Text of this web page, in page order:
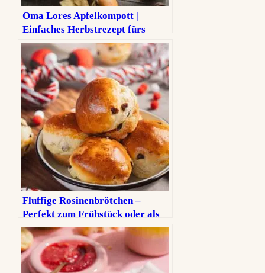
Oma Lores Apfelkompott |
Einfaches Herbstrezept fürs
ganze Jahr
Fluffige Rosinenbrötchen –
Perfekt zum Frühstück oder als
süßer Snack